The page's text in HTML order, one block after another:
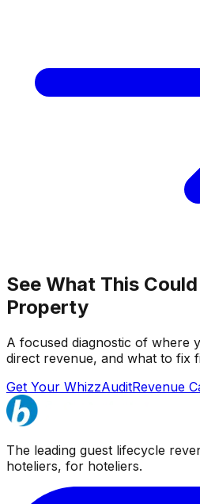
See What This
Property
A focused diagnostic of where
direct revenue, and what to fix
Get Your WhizzAuditRevenue
The leading guest lifecycle
hoteliers, for hoteliers.